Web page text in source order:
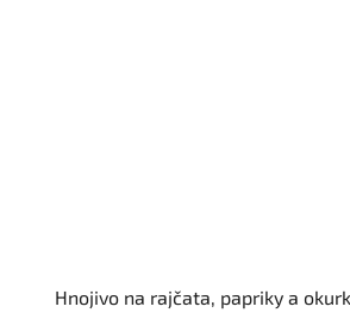
Hnojivo na rajčata, papriky a